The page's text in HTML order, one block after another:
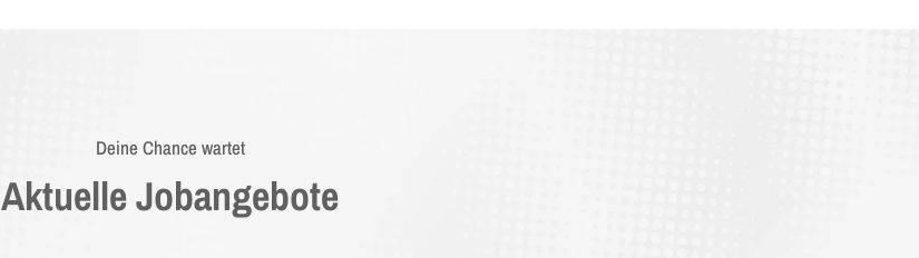
Deine Chance wartet
Aktuelle Jobangebote